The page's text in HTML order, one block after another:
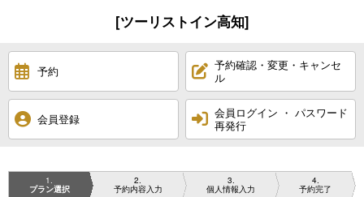
[ツーリストイン高知]
予約
予約確認・変更・キャンセ
ル
会員登録
会員ログイン ・ パスワード
再発行
1
プラン選択
2
予約内容入力
3
個人情報入力
4
予約完了